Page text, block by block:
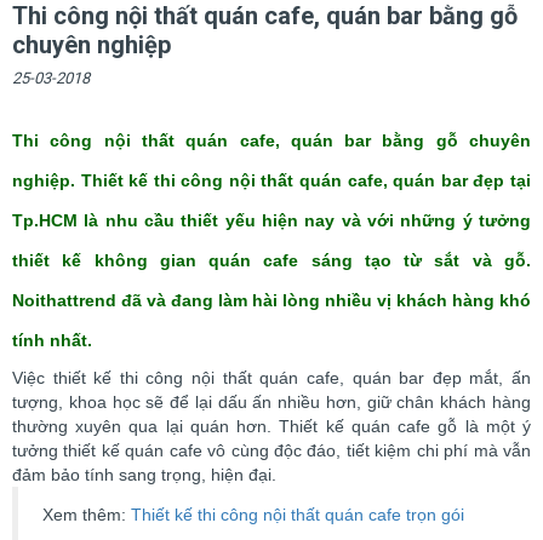
Thi công nội thất quán cafe, quán bar bằng gỗ
chuyên nghiệp
25-03-2018
Thi công nội thất quán cafe, quán bar bằng gỗ chuyên
nghiệp. Thiết kế thi công nội thất quán cafe, quán bar đẹp tại
Tp.HCM là nhu cầu thiết yếu hiện nay và với những ý tưởng
thiết kế không gian quán cafe sáng tạo từ sắt và gỗ.
Noithattrend đã và đang làm hài lòng nhiều vị khách hàng khó
tính nhất.
Việc thiết kế thi công nội thất quán cafe, quán bar đẹp mắt, ấn
tượng, khoa học sẽ để lại dấu ấn nhiều hơn, giữ chân khách hàng
thường xuyên qua lại quán hơn. Thiết kế quán cafe gỗ là một ý
tưởng thiết kế quán cafe vô cùng độc đáo, tiết kiệm chi phí mà vẫn
đảm bảo tính sang trọng, hiện đại.
Xem thêm: Thiết kế thi công nội thất quán cafe trọn gói